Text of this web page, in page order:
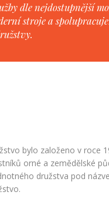
dle nejdostupnější
stroje a
bylo založeno v roce
orné a zemědělské
družstva pod